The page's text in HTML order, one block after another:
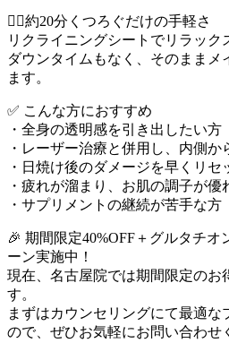
🚶‍♀️約20分くつろぐだけの手軽さ
リクライニングシートでリラック
ダウンタイムもなく、そのままメ
ます。
✅ こんな方におすすめ
・全身の透明感を引き出したい方
・レーザー治療と併用し、内側か
・日焼け後のダメージを早くリセ
・疲れが溜まり、お肌の調子が優
・サプリメントの継続が苦手な方
🎉 期間限定40%OFF＋グルタチ
ーン実施中！
現在、名古屋院では期間限定のお
す。
まずはカウンセリングにて最適な
ので、ぜひお気軽にお問い合わせ